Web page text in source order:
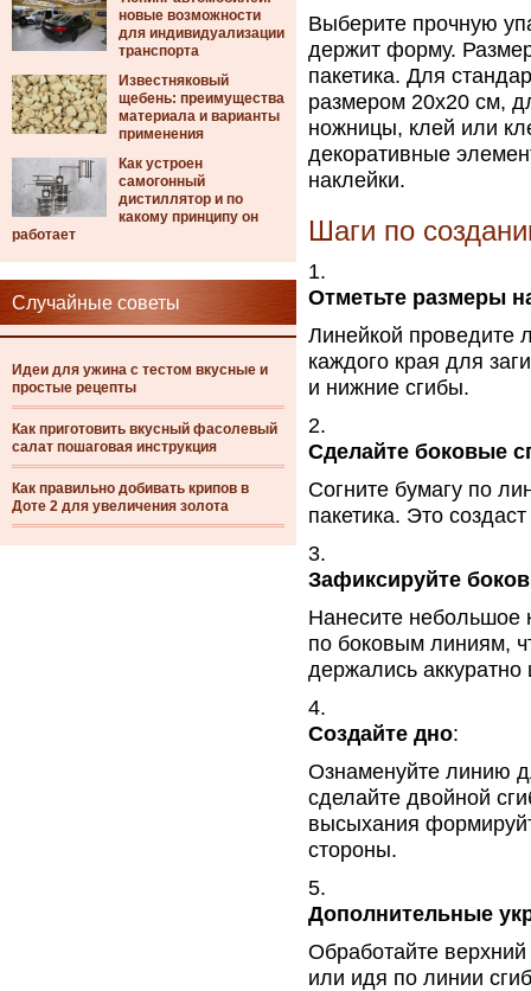
новые возможности
для индивидуализации
транспорта
Известняковый
щебень: преимущества
материала и варианты
применения
Как устроен
самогонный
дистиллятор и по
какому принципу он
работает
Случайные советы
Идеи для ужина с тестом вкусные и
простые рецепты
Как приготовить вкусный фасолевый
салат пошаговая инструкция
Как правильно добивать крипов в
Доте 2 для увеличения золота
Выберите прочную
держит форму.
пакетика. Для
размером 20х20 см,
ножницы, клей или
декоративные
наклейки.
Шаги по
Отметьте размеры
Линейкой проведите
каждого края для
и нижние сгибы.
Сделайте боковые
Согните бумагу по
пакетика. Это
Зафиксируйте
Нанесите небольшое
по боковым линиям,
держались аккуратно
Создайте дно:
Ознаменуйте линию
сделайте двойной
высыхания
стороны.
Дополнительные
Обработайте верхний
или идя по линии